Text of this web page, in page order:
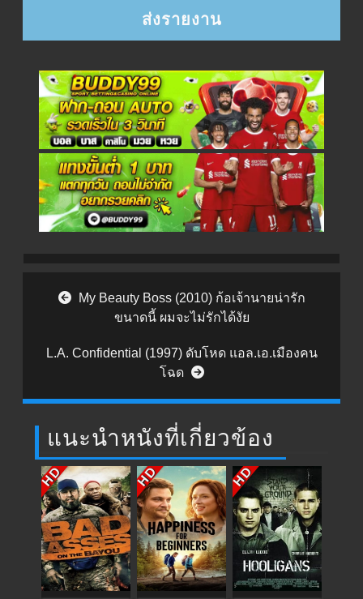
Post navigation
My Beauty Boss (2010) ก้อเจ้านายน่ารัก
ขนาดนี้ ผมจะไม่รักได้งัย
L.A. Confidential (1997) ดับโหด แอล.เอ.เมืองคน
โฉด
แนะนำหนังที่เกี่ยวข้อง
HD HD HD